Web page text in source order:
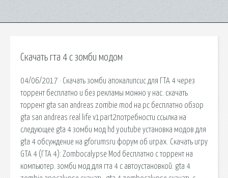
Скачать гта 4 с зомби модом
04/06/2017 · Скачать зомби апокалипсис для ГТА 4 через
торрент бесплатно и без рекламы можно у нас. скачать
торрент gta san andreas zombie mod на pc бесплатно обзор
gta san andreas real life v1part2потребности ссылка на
следующее gta 4 зомби мод hd youtube установка модов для
gta 4 обсуждение на gforumsru форум об играх. Скачать игру
GTA 4 (ГТА 4): Zombocalypse Mod бесплатно c торрент на
компьютер. зомби мод для гта 4 с автоустановкой. gta 4